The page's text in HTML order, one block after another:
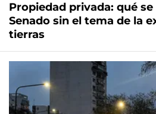
Propiedad privada: qué
Senado sin el tema de la
tierras